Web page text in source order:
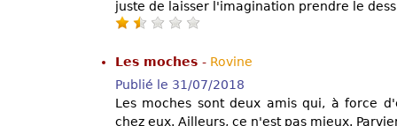
juste de laisser l'imagination prendre le
Les moches - Rovine
Publié le 31/07/2018
Les moches sont deux amis qui, à force
chez eux. Ailleurs, ce n'est pas mieux.